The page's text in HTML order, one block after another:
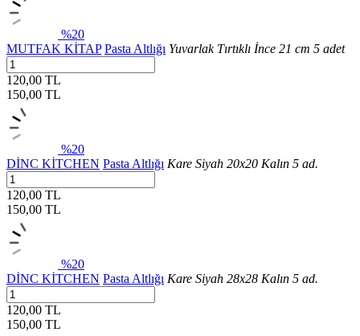
%20
MUTFAK KİTAP Pasta Altlığı Yuvarlak Tırtıklı İnce 21 cm 5 adet
120,00 TL
150,00 TL
%20
DİNC KİTCHEN Pasta Altlığı Kare Siyah 20x20 Kalın 5 ad.
120,00 TL
150,00 TL
%20
DİNC KİTCHEN Pasta Altlığı Kare Siyah 28x28 Kalın 5 ad.
120,00 TL
150,00 TL